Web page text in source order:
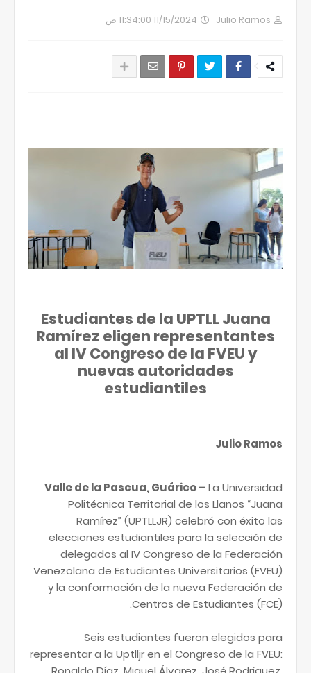
Julio Ramos 11/15/2024 11:34:00 ص
Estudiantes de la UPTLL Juana
Ramírez eligen representantes
al IV Congreso de la FVEU y
nuevas autoridades
estudiantiles
Julio Ramos
Valle de la Pascua, Guárico – La Universidad
Politécnica Territorial de los Llanos “Juana
Ramírez” (UPTLLJR) celebró con éxito las
elecciones estudiantiles para la selección de
delegados al IV Congreso de la Federación
Venezolana de Estudiantes Universitarios (FVEU)
y la conformación de la nueva Federación de
Centros de Estudiantes (FCE).
Seis estudiantes fueron elegidos para
representar a la Uptlljr en el Congreso de la FVEU: